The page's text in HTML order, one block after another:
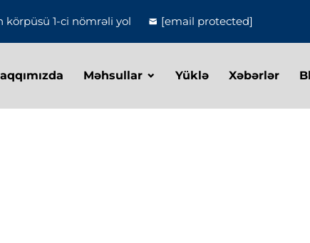
körpüsü 1-ci nömrəli yol [email protected]
Məhsullar Yüklə Xəbərlər